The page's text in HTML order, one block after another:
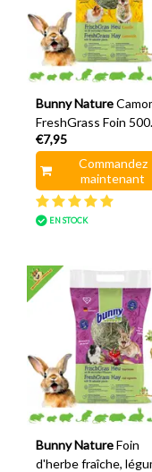
Bunny Nature
FreshGrass Foin 500
grammes
€7,95
Commandez
maintenant
EN STOCK
Bunny Nature Foin
d'herbe fraîche,